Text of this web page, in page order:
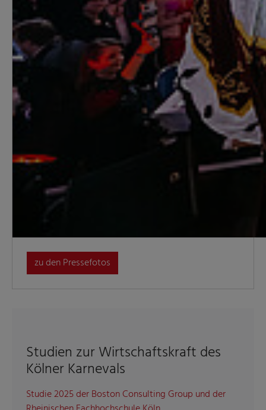
zu den Pressefotos
Studien zur Wirtschaftskraft des
Kölner Karnevals
Studie 2025 der Boston Consulting Group und der